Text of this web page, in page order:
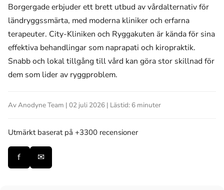
Borgergade erbjuder ett brett utbud av vårdalternativ för
ländryggssmärta, med moderna kliniker och erfarna
terapeuter. City-Kliniken och Ryggakuten är kända för sina
effektiva behandlingar som naprapati och kiropraktik.
Snabb och lokal tillgång till vård kan göra stor skillnad för
dem som lider av ryggproblem.
Av Anodyne Team | 02 juli 2026 | Lästid: 6 minuter
Utmärkt baserat på +3300 recensioner
f ✉